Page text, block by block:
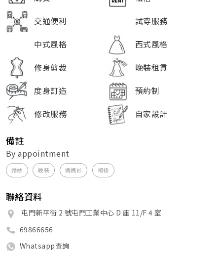
交通便利
試穿服務
中式風格
西式風格
修身剪裁
晚裝租賃
度身訂造
預約制
修改服務
自家設計
備註
By appointment
婚紗 晚裝 媽媽衫 裙褂
聯絡資料
屯門新平街 2 號屯門工業中心 D 座 11/F 4 室
69866656
Whatsapp查詢